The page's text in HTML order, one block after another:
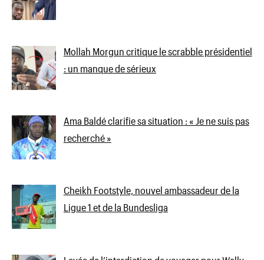
Mollah Morgun critique le scrabble présidentiel
: un manque de sérieux
Ama Baldé clarifie sa situation : « Je ne suis pas
recherché »
Cheikh Footstyle, nouvel ambassadeur de la
Ligue 1 et de la Bundesliga